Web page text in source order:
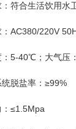
符合生活饮用水
AC380/220V
：5-40℃；大气压
脱盐率：≥99%
≤1.5Mpa